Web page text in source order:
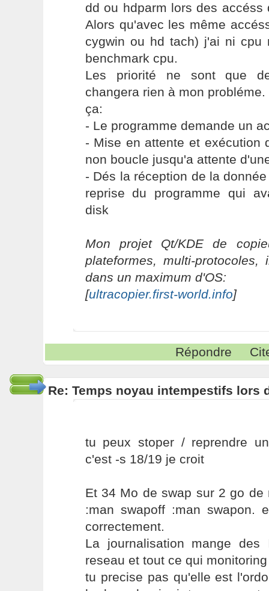
dd ou hdparm lors des accéss
Alors qu'avec les même
cygwin ou hd tach) j'ai ni cpu
benchmark cpu.
Les priorité ne sont que
changera rien à mon
ça:
- Le programme demande un
- Mise en attente et exécution
non boucle jusqu'a attente
- Dés la réception de la
reprise du programme qui
disk
Mon projet Qt/KDE de
plateformes, multi-protocoles,
dans un maximum d'OS:
[ultracopier.first-world.info]
Répondre
Re: Temps noyau intempestifs lors
tu peux stoper / reprendre
c'est -s 18/19 je croit
Et 34 Mo de swap sur 2 go de
:man swapoff :man swapon.
correctement.
La journalisation mange
reseau et tout ce qui
tu precise pas qu'elle est